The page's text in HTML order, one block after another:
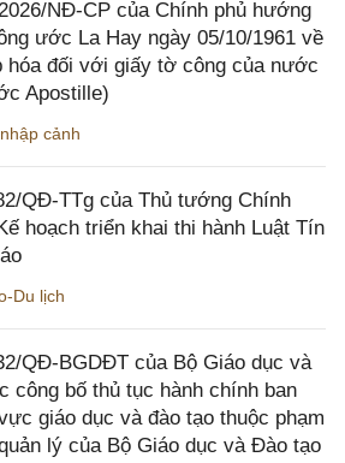
NĐ-CP của Chính phủ hướng
ước La Hay ngày 05/10/1961 về
hóa đối với giấy tờ công của nước
Apostille)
cảnh
QĐ-TTg của Thủ tướng Chính
hoạch triển khai thi hành Luật Tín
Du lịch
QĐ-BGDĐT của Bộ Giáo dục và
công bố thủ tục hành chính ban
giáo dục và đào tạo thuộc phạm
lý của Bộ Giáo dục và Đào tạo